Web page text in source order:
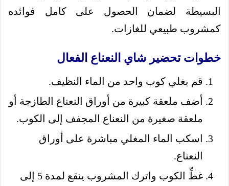
البسيطة لضمان الحصول على كامل فوائده
كمشروب طبيعي للغازات.
خطوات تحضير شاي النعناع الفعال
قم بغلي كوب واحد من الماء النظيف.
أضف ملعقة كبيرة من أوراق النعناع الطازجة أو
ملعقة صغيرة من النعناع المجفف إلى الكوب.
اسكب الماء المغلي مباشرة على أوراق
النعناع.
غطِّ الكوب واترك المشروب ينقع لمدة 5 إلى